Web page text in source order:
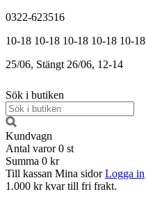
0322-623516
10-18 10-18 10-18 10-18 10-18
25/06, Stängt 26/06, 12-14
Sök i butiken
Kundvagn
Antal varor 0 st
Summa 0 kr
Till kassan Mina sidor Logga in
1.000 kr kvar till fri frakt.